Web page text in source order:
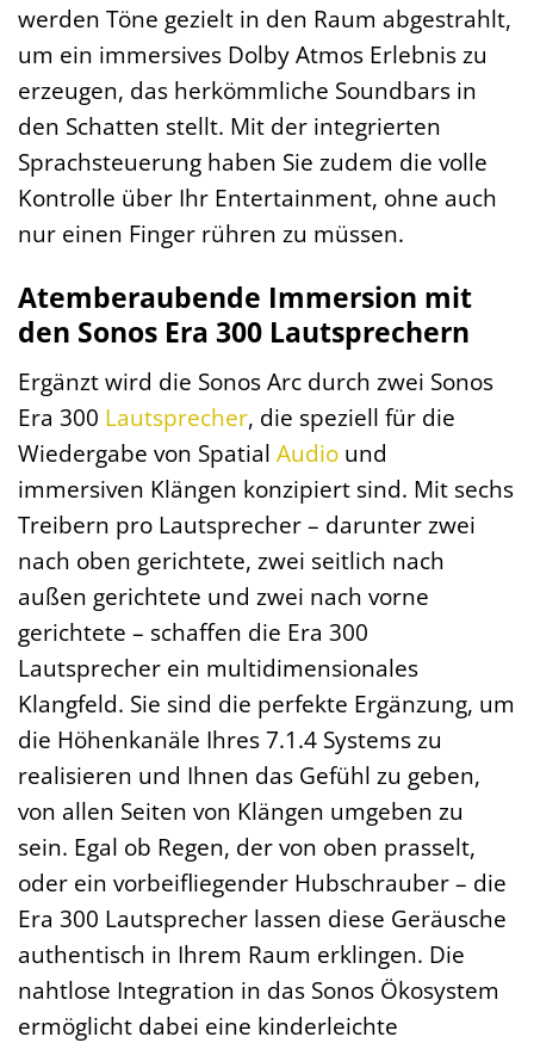
werden Töne gezielt in den Raum abgestrahlt,
um ein immersives Dolby Atmos Erlebnis zu
erzeugen, das herkömmliche Soundbars in
den Schatten stellt. Mit der integrierten
Sprachsteuerung haben Sie zudem die volle
Kontrolle über Ihr Entertainment, ohne auch
nur einen Finger rühren zu müssen.
Atemberaubende Immersion mit
den Sonos Era 300 Lautsprechern
Ergänzt wird die Sonos Arc durch zwei Sonos
Era 300 Lautsprecher, die speziell für die
Wiedergabe von Spatial Audio und
immersiven Klängen konzipiert sind. Mit sechs
Treibern pro Lautsprecher – darunter zwei
nach oben gerichtete, zwei seitlich nach
außen gerichtete und zwei nach vorne
gerichtete – schaffen die Era 300
Lautsprecher ein multidimensionales
Klangfeld. Sie sind die perfekte Ergänzung, um
die Höhenkanäle Ihres 7.1.4 Systems zu
realisieren und Ihnen das Gefühl zu geben,
von allen Seiten von Klängen umgeben zu
sein. Egal ob Regen, der von oben prasselt,
oder ein vorbeifliegender Hubschrauber – die
Era 300 Lautsprecher lassen diese Geräusche
authentisch in Ihrem Raum erklingen. Die
nahtlose Integration in das Sonos Ökosystem
ermöglicht dabei eine kinderleichte